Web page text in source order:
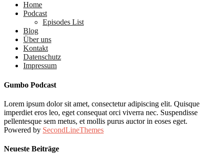
Home
Podcast
Episodes List
Blog
Über uns
Kontakt
Datenschutz
Impressum
Gumbo Podcast
Lorem ipsum dolor sit amet, consectetur adipiscing elit. Quisque
imperdiet eros leo, eget consequat orci viverra nec. Suspendisse
pellentesque sem metus, et mollis purus auctor in eoses eget.
Powered by SecondLineThemes
Neueste Beiträge